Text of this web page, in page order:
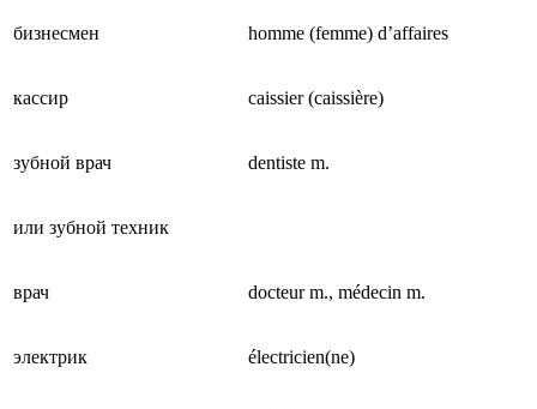
бизнесмен homme (femme) d’affaires
кассир caissier (caissière)
зубной врач dentiste m.
или зубной техник
врач docteur m., médecin m.
электрик électricien(ne)